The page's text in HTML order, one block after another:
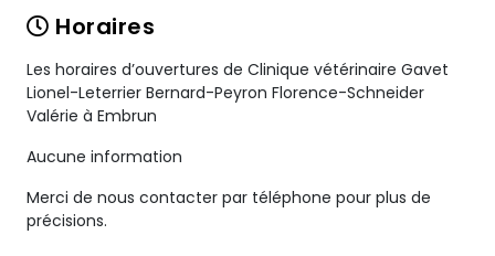
Horaires
Les horaires d’ouvertures de Clinique vétérinaire Gavet
Lionel-Leterrier Bernard-Peyron Florence-Schneider
Valérie à Embrun
Aucune information
Merci de nous contacter par téléphone pour plus de
précisions.